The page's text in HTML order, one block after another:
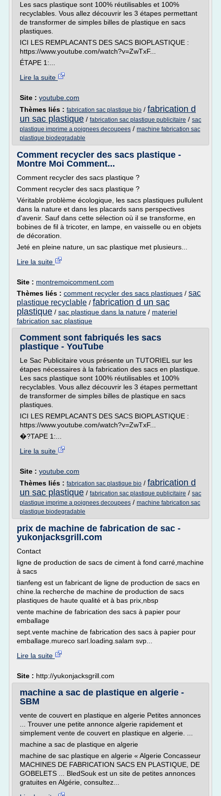
Les sacs plastique sont 100% réutilisables et 100%
recyclables. Vous allez découvrir les 3 étapes permettant
de transformer de simples billes de plastique en sacs
plastiques.
ICI LES REMPLACANTS DES SACS BIOPLASTIQUE :
https://www.youtube.com/watch?v=ZwTxF...
ÉTAPE 1:...
Lire la suite
Site : youtube.com
Thèmes liés : fabrication sac plastique bio / fabrication d
un sac plastique / fabrication sac plastique publicitaire / sac
plastique imprime a poignees decoupees / machine fabrication sac
plastique biodegradable
Comment recycler des sacs plastique -
Montre Moi Comment...
Comment recycler des sacs plastique ?
Comment recycler des sacs plastique ?
Véritable problème écologique, les sacs plastiques pullulent
dans la nature et dans les placards sans perspectives
d'avenir. Sauf dans cette sélection où il se transforme, en
bobines de fil à tricoter, en lampe, en vaisselle ou en objets
de décoration.
Jeté en pleine nature, un sac plastique met plusieurs...
Lire la suite
Site : montremoicomment.com
Thèmes liés : comment recycler des sacs plastiques / sac
plastique recyclable / fabrication d un sac
plastique / sac plastique dans la nature / materiel
fabrication sac plastique
Comment sont fabriqués les sacs
plastique - YouTube
Le Sac Publicitaire vous présente un TUTORIEL sur les
étapes nécessaires à la fabrication des sacs en plastique.
Les sacs plastique sont 100% réutilisables et 100%
recyclables. Vous allez découvrir les 3 étapes permettant
de transformer de simples billes de plastique en sacs
plastiques.
ICI LES REMPLACANTS DES SACS BIOPLASTIQUE :
https://www.youtube.com/watch?v=ZwTxF...
�?TAPE 1:...
Lire la suite
Site : youtube.com
Thèmes liés : fabrication sac plastique bio / fabrication d
un sac plastique / fabrication sac plastique publicitaire / sac
plastique imprime a poignees decoupees / machine fabrication sac
plastique biodegradable
prix de machine de fabrication de sac -
yukonjacksgrill.com
Contact
ligne de production de sacs de ciment à fond carré,machine
à sacs
tianfeng est un fabricant de ligne de production de sacs en
chine.la recherche de machine de production de sacs
plastiques de haute qualité et à bas prix,nbsp
vente machine de fabrication des sacs à papier pour
emballage
sept.vente machine de fabrication des sacs à papier pour
emballage.mureco sarl.loading.salam svp...
Lire la suite
Site : http://yukonjacksgrill.com
machine a sac de plastique en algerie -
SBM
vente de couvert en plastique en algerie Petites annonces
... Trouver une petite annonce algerie rapidement et
simplement vente de couvert en plastique en algerie. ...
machine a sac de plastique en algerie
machine de sac plastique en algerie « Algerie Concasseur
MACHINES DE FABRICATION SACS EN PLASTIQUE, DE
GOBELETS ... BledSouk est un site de petites annonces
gratuites en Algérie, consultez...